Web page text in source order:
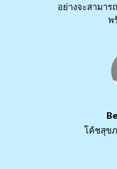
อย่างจะสามา
พ
โค้ชสุข